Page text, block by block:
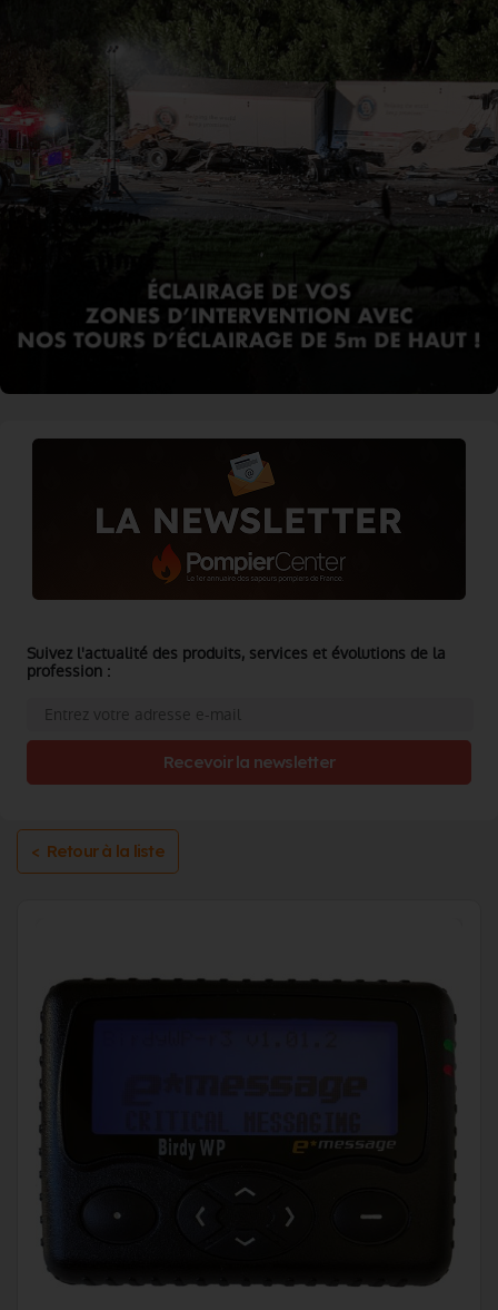
< Retour à la liste
Suivez l'actualité des produits, services et évolutions de la
profession :
Recevoir la newsletter